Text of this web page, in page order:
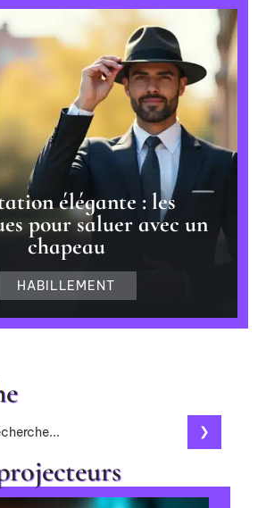
élégante : les
pour saluer avec un
chapeau
HABILLEMENT